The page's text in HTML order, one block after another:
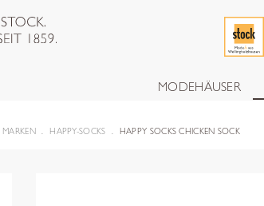
MODEHÄUSER
MARKEN HAPPY-SOCKS HAPPY SOCKS CHICKEN SOCK